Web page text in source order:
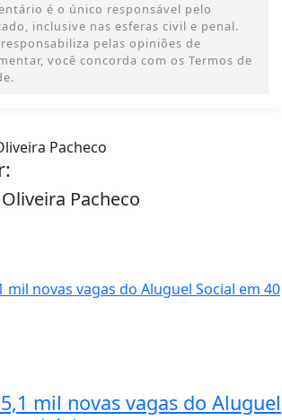
é o único responsável pelo
inclusive nas esferas civil e penal.
pelas opiniões de
você concorda com os Termos de
Pacheco
mil novas vagas do Aluguel